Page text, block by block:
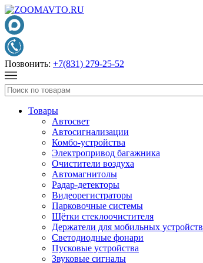
Позвонить: +7(831) 279-25-52
Товары
Автосвет
Автосигнализации
Комбо-устройства
Электропривод багажника
Очистители воздуха
Автомагнитолы
Радар-детекторы
Видеорегистраторы
Парковочные системы
Щётки стеклоочистителя
Держатели для мобильных устройств
Светодиодные фонари
Пусковые устройства
Звуковые сигналы